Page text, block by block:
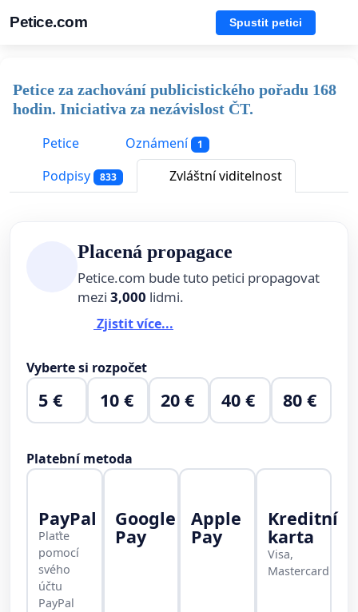
Petice.com Spustit petici
Petice za zachování publicistického pořadu 168
hodin. Iniciativa za nezávislost ČT.
Petice
Oznámení 1
Podpisy 833 Zvláštní viditelnost
Placená propagace
Petice.com bude tuto petici propagovat
mezi 3,000 lidmi.
Zjistit více...
Vyberte si rozpočet
5 € 10 € 20 € 40 € 80 €
Platební metoda
PayPal
Plaťte
pomocí
svého
účtu
PayPal
Google
Pay
Apple
Pay
Kreditní
karta
Visa,
Mastercard